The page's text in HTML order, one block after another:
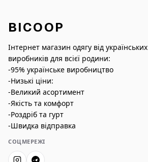
BICOOP
Інтернет магазин одягу від українських
виробників для всієї родини:
-95% українське виробництво
-Низькі ціни:
-Великий асортимент
-Якість та комфорт
-Роздріб та гурт
-Швидка відправка
СОЦМЕРЕЖІ